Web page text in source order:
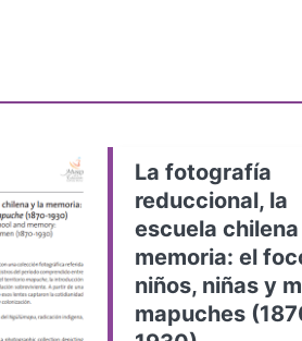
La fotografía
reduccional, la
escuela
memoria: el
niños, niñas y
mapuches